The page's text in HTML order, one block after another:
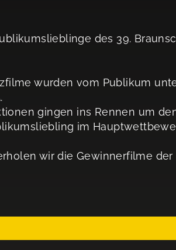
des 39.
wurden vom Publikum
gingen ins Rennen um
im
wir die Gewinnerfilme